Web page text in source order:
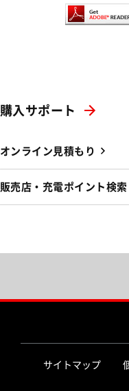
購入サポート
オンライン見積もり
販売店・充電ポイント検索
サイトマップ